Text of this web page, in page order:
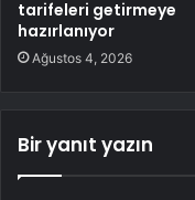
tarifeleri getirmeye
hazırlanıyor
Ağustos 4, 2026
Bir yanıt yazın